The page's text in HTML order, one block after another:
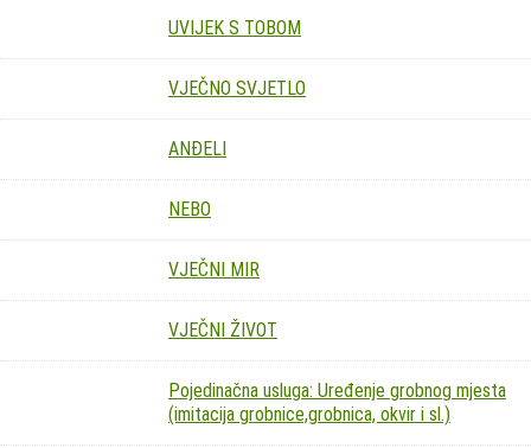
UVIJEK S TOBOM
VJEČNO SVJETLO
ANĐELI
NEBO
VJEČNI MIR
VJEČNI ŽIVOT
Pojedinačna usluga: Uređenje grobnog mjesta
(imitacija grobnice,grobnica, okvir i sl.)